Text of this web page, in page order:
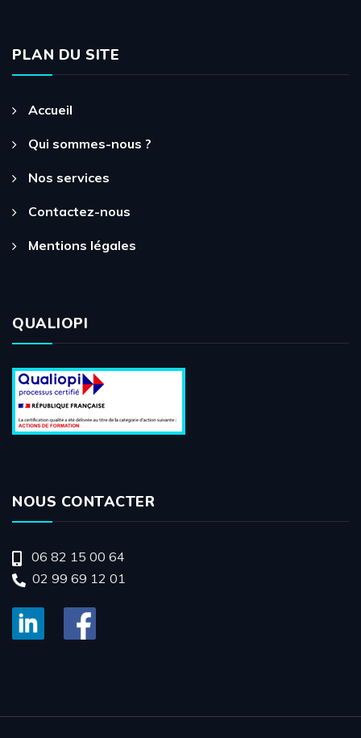
PLAN DU SITE
Accueil
Qui sommes-nous ?
Nos services
Contactez-nous
Mentions légales
QUALIOPI
NOUS CONTACTER
06 82 15 00 64
02 99 69 12 01